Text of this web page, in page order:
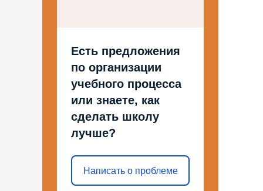
Есть предложения
по организации
учебного процесса
или знаете, как
сделать школу
лучше?
Написать о проблеме